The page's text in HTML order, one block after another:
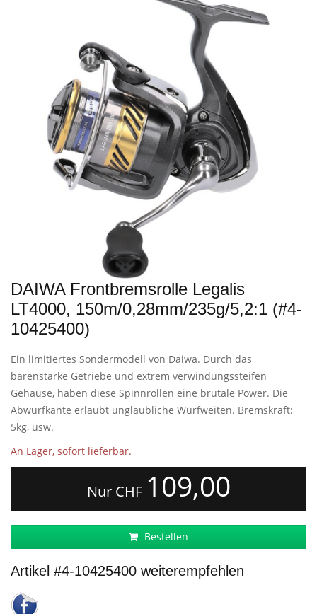
DAIWA Frontbremsrolle Legalis
LT4000, 150m/0,28mm/235g/5,2:1 (#4-
10425400)
Ein limitiertes Sondermodell von Daiwa. Durch das
bärenstarke Getriebe und extrem verwindungssteifen
Gehäuse, haben diese Spinnrollen eine brutale Power. Die
Abwurfkante erlaubt unglaubliche Wurfweiten. Bremskraft:
5kg, usw.
An Lager, sofort lieferbar.
Nur CHF 109,00
Bestellen
Artikel #4-10425400 weiterempfehlen